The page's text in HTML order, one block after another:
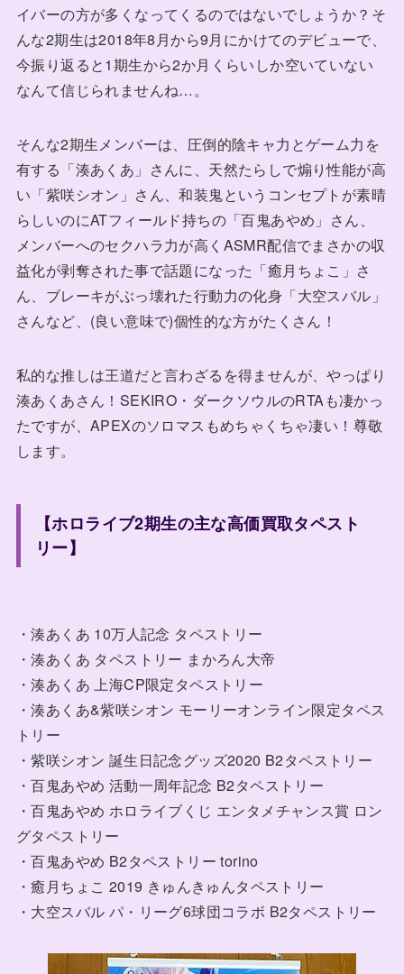
イバーの方が多くなってくるのではないでしょうか？そ
んな2期生は2018年8月から9月にかけてのデビューで、
今振り返ると1期生から2か月くらいしか空いていない
なんて信じられませんね…。
そんな2期生メンバーは、圧倒的陰キャ力とゲーム力を
有する「湊あくあ」さんに、天然たらしで煽り性能が高
い「紫咲シオン」さん、和装鬼というコンセプトが素晴
らしいのにATフィールド持ちの「百鬼あやめ」さん、
メンバーへのセクハラ力が高くASMR配信でまさかの収
益化が剥奪された事で話題になった「癒月ちょこ」さ
ん、ブレーキがぶっ壊れた行動力の化身「大空スバル」
さんなど、(良い意味で)個性的な方がたくさん！
私的な推しは王道だと言わざるを得ませんが、やっぱり
湊あくあさん！SEKIRO・ダークソウルのRTAも凄かっ
たですが、APEXのソロマスもめちゃくちゃ凄い！尊敬
します。
【ホロライブ2期生の主な高価買取タペスト
リー】
・湊あくあ 10万人記念 タペストリー
・湊あくあ タペストリー まかろん大帝
・湊あくあ 上海CP限定タペストリー
・湊あくあ&紫咲シオン モーリーオンライン限定タペス
トリー
・紫咲シオン 誕生日記念グッズ2020 B2タペストリー
・百鬼あやめ 活動一周年記念 B2タペストリー
・百鬼あやめ ホロライブくじ エンタメチャンス賞 ロン
グタペストリー
・百鬼あやめ B2タペストリー torino
・癒月ちょこ 2019 きゅんきゅんタペストリー
・大空スバル パ・リーグ6球団コラボ B2タペストリー